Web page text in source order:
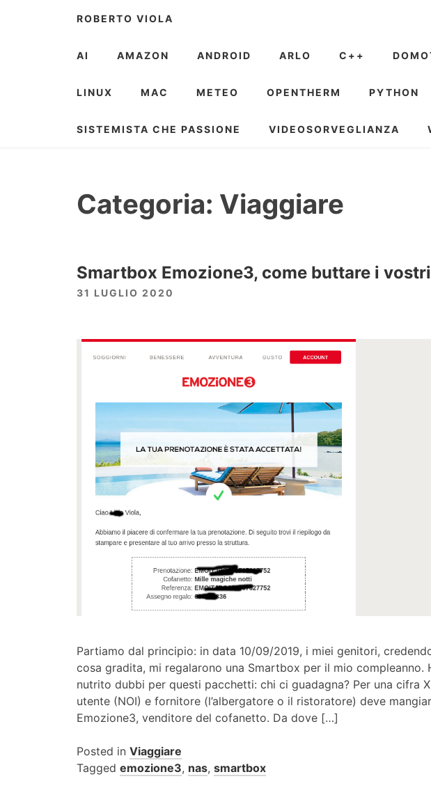
ROBERTO VIOLA
AI AMAZON ANDROID ARLO C++
LINUX MAC METEO OPENTHERM PYTHON
SISTEMISTA CHE PASSIONE VIDEOSORVEGLIANZA
Categoria: Viaggiare
Smartbox Emozione3, come buttare i
31 LUGLIO 2020
Partiamo dal principio: in data 10/09/2019, i miei genitori,
cosa gradita, mi regalarono una Smartbox per il mio compleanno.
nutrito dubbi per questi pacchetti: chi ci guadagna? Per una cifra
utente (NOI) e fornitore (l’albergatore o il ristoratore) deve
Emozione3, venditore del cofanetto. Da dove […]
Posted in Viaggiare
Tagged emozione3, nas, smartbox